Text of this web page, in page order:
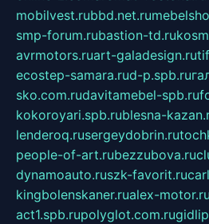
mobilvest.rubbd.net.ru
smp-forum.rubastion-td.ru
avrmotors.ruart-galadesign.ru
ecostep-samara.rud-p.spb.ru
sko.com.rudavitamebel-spb.ru
kokoroyari.spb.rublesna-
lenderoq.rusergeydobrin.ru
people-of-art.rubezzubova.ru
dynamoauto.ruszk-favorit.ru
kingbolenskaner.rualex-motor.ru
act1.spb.rupolyglot.com.ru